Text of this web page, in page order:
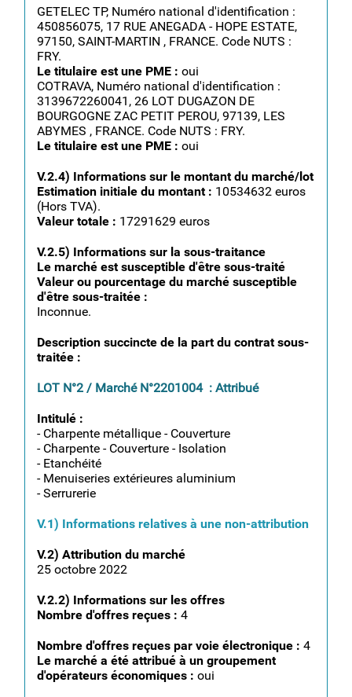
GETELEC TP, Numéro national d'identification :
450856075, 17 RUE ANEGADA - HOPE ESTATE,
97150, SAINT-MARTIN , FRANCE. Code NUTS :
FRY.
Le titulaire est une PME : oui
COTRAVA, Numéro national d'identification :
3139672260041, 26 LOT DUGAZON DE
BOURGOGNE ZAC PETIT PEROU, 97139, LES
ABYMES , FRANCE. Code NUTS : FRY.
Le titulaire est une PME :oui
V.2.4) Informations sur le montant du marché/lot
Estimation initiale du montant : 10534632 euros
(Hors TVA).
Valeur totale : 17291629 euros
V.2.5) Informations sur la sous-traitance
Le marché est susceptible d'être sous-traité
Valeur ou pourcentage du marché susceptible
d'être sous-traitée :
Inconnue.
Description succincte de la part du contrat sous-
traitée :
LOT N°2 / Marché N°2201004 : Attribué
Intitulé :
- Charpente métallique - Couverture
- Charpente - Couverture - Isolation
- Etanchéité
- Menuiseries extérieures aluminium
- Serrurerie
V.1) Informations relatives à une non-attribution
V.2) Attribution du marché
25 octobre 2022
V.2.2) Informations sur les offres
Nombre d'offres reçues : 4
Nombre d'offres reçues par voie électronique : 4
Le marché a été attribué à un groupement
d'opérateurs économiques : oui